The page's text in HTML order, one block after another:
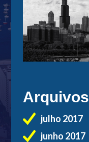
Arquivos
julho 2017
junho 2017